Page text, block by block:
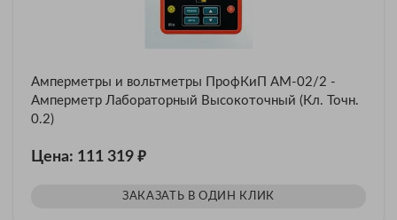
Амперметры и вольтметры ПрофКиП АМ-02/2 -
Амперметр Лабораторный Высокоточный (Кл. Точн.
0.2)
Цена: 111 319 ₽
ЗАКАЗАТЬ В ОДИН КЛИК